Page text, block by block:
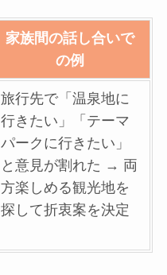
家族間の話し合いで
の例
旅行先で「温泉地に
行きたい」「テーマ
パークに行きたい」
と意見が割れた → 両
方楽しめる観光地を
探して折衷案を決定